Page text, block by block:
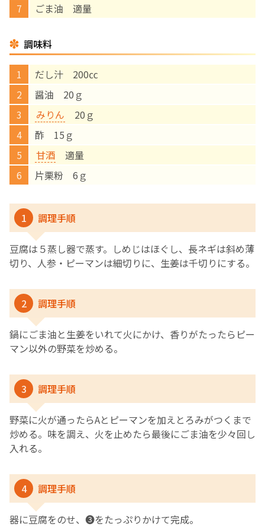
ごま油 適量
調味料
だし汁 200㏄
醤油 20ｇ
みりん 20ｇ
酢 15ｇ
甘酒 適量
片栗粉 6ｇ
1 調理手順
豆腐は５蒸し器で蒸す。しめじはほぐし、長ネギは斜め薄
切り、人参・ピーマンは細切りに、生姜は千切りにする。
2 調理手順
鍋にごま油と生姜をいれて火にかけ、香りがたったらピー
マン以外の野菜を炒める。
3 調理手順
野菜に火が通ったらAとピーマンを加えとろみがつくまで
炒める。味を調え、火を止めたら最後にごま油を少々回し
入れる。
4 調理手順
器に豆腐をのせ、❸をたっぷりかけて完成。